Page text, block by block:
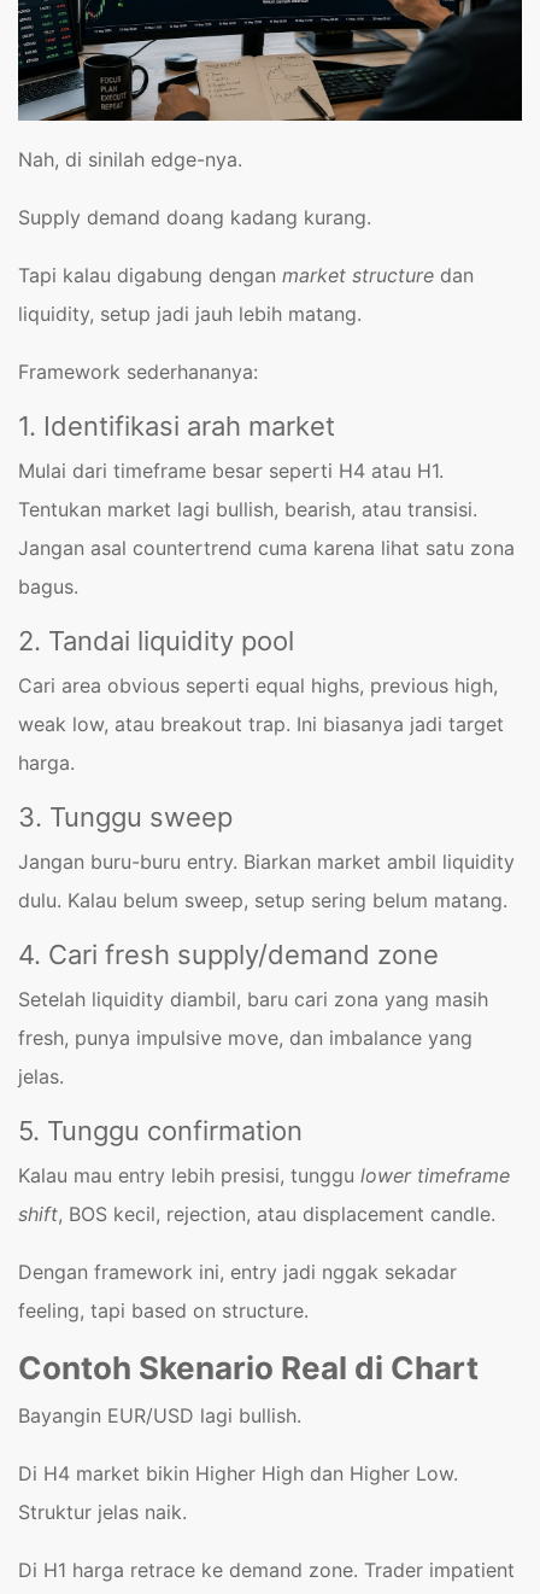
Nah, di sinilah edge-nya.
Supply demand doang kadang kurang.
Tapi kalau digabung dengan market structure dan
liquidity, setup jadi jauh lebih matang.
Framework sederhananya:
1. Identifikasi arah market
Mulai dari timeframe besar seperti H4 atau H1.
Tentukan market lagi bullish, bearish, atau transisi.
Jangan asal countertrend cuma karena lihat satu zona
bagus.
2. Tandai liquidity pool
Cari area obvious seperti equal highs, previous high,
weak low, atau breakout trap. Ini biasanya jadi target
harga.
3. Tunggu sweep
Jangan buru-buru entry. Biarkan market ambil liquidity
dulu. Kalau belum sweep, setup sering belum matang.
4. Cari fresh supply/demand zone
Setelah liquidity diambil, baru cari zona yang masih
fresh, punya impulsive move, dan imbalance yang
jelas.
5. Tunggu confirmation
Kalau mau entry lebih presisi, tunggu lower timeframe
shift, BOS kecil, rejection, atau displacement candle.
Dengan framework ini, entry jadi nggak sekadar
feeling, tapi based on structure.
Contoh Skenario Real di Chart
Bayangin EUR/USD lagi bullish.
Di H4 market bikin Higher High dan Higher Low.
Struktur jelas naik.
Di H1 harga retrace ke demand zone. Trader impatient